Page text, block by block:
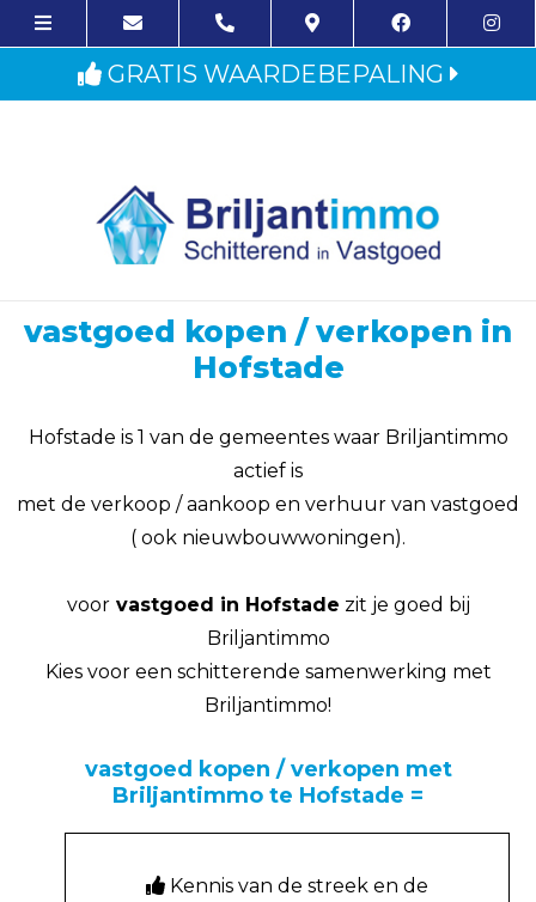
GRATIS WAARDEBEPALING
vastgoed kopen / verkopen in
Hofstade
Hofstade is 1 van de gemeentes waar Briljantimmo
actief is
met de verkoop / aankoop en verhuur van vastgoed
( ook nieuwbouwwoningen).
voorvastgoed in Hofstade zit je goed bij
Briljantimmo
Kies voor een schitterende samenwerking met
Briljantimmo!
vastgoed kopen / verkopen met
Briljantimmo te Hofstade =
Kennis van de streek en de